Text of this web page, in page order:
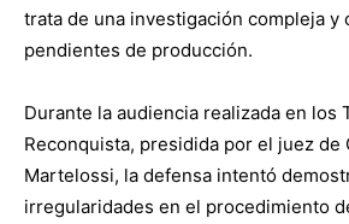
trata de una investigación compleja y
pendientes de producción.
Durante la audiencia realizada en los
Reconquista, presidida por el juez de
Martelossi, la defensa intentó
irregularidades en el procedimiento